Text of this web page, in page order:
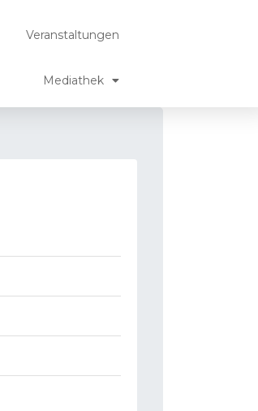
Veranstaltungen
Mediathek